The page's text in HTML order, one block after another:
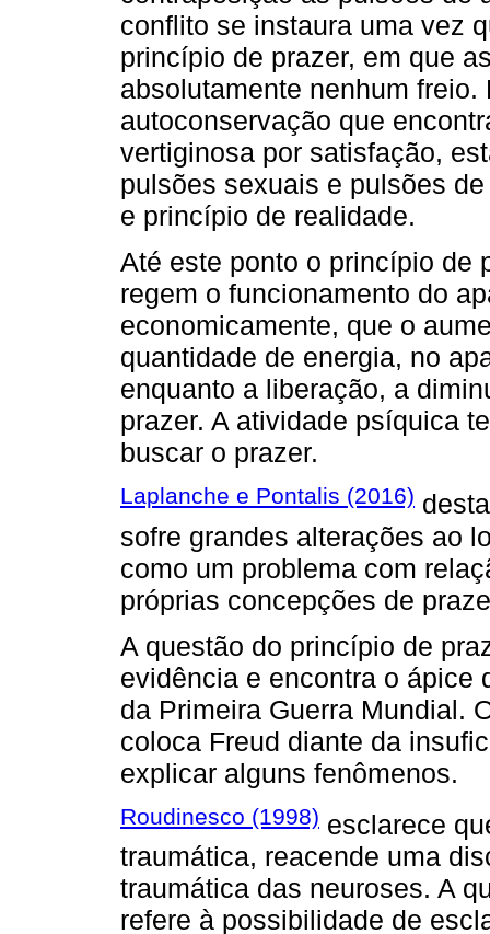
conflito se instaura uma vez
princípio de prazer, em que
absolutamente nenhum
autoconservação que
vertiginosa por satisfação,
pulsões sexuais e pulsões
e princípio de realidade.
Até este ponto o princípio de
regem o funcionamento do
economicamente, que o
quantidade de energia, no
enquanto a liberação, a
prazer. A atividade psíquica
buscar o prazer.
Laplanche e Pontalis (2016)
sofre grandes alterações ao
como um problema com
próprias concepções de
A questão do princípio de
evidência e encontra o ápice
da Primeira Guerra Mundial.
coloca Freud diante da
explicar alguns fenômenos.
Roudinesco (1998) esclarece
traumática, reacende uma
traumática das neuroses. A
refere à possibilidade de